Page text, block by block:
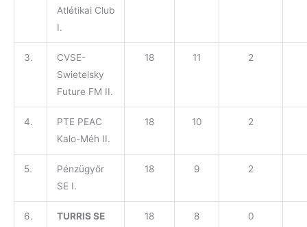
Atlétikai Club
I.
3.
CVSE-
Swietelsky
Future FM II.
18 11 2
4.
PTE PEAC
Kalo-Méh II.
18 10 2
5.
Pénzügyőr
SE I.
18 9 2
6.
TURRIS SE
18 8 0